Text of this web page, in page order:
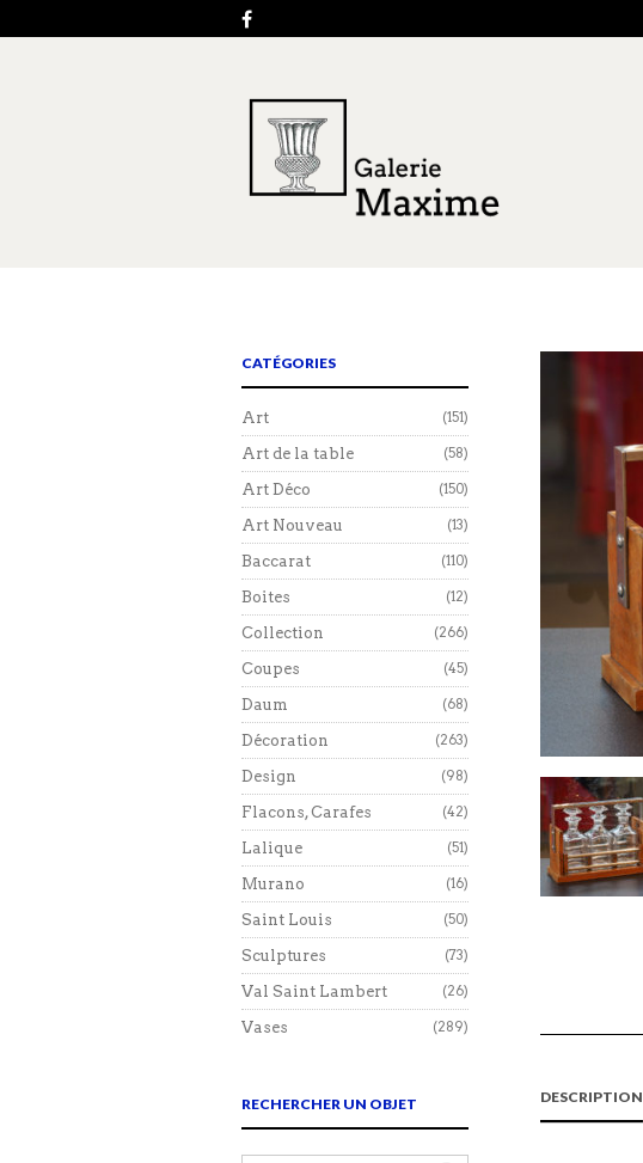
DESCRIPTION
CATÉGORIES
Art (151)
Art de la table (58)
Art Déco (150)
Art Nouveau (13)
Baccarat (110)
Boites (12)
Collection (266)
Coupes (45)
Daum (68)
Décoration (263)
Design (98)
Flacons, Carafes (42)
Lalique (51)
Murano (16)
Saint Louis (50)
Sculptures (73)
Val Saint Lambert (26)
Vases (289)
RECHERCHER UN OBJET